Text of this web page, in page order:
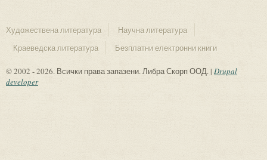
Художествена литература
Научна литература
Краеведска литература
Безплатни електронни книги
© 2002 - 2026. Всички права запазени. Либра Скорп ООД. | Drupal
developer